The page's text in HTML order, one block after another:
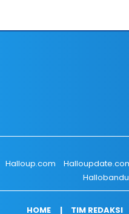
Halloup.com
HOME TIM REDAKSI